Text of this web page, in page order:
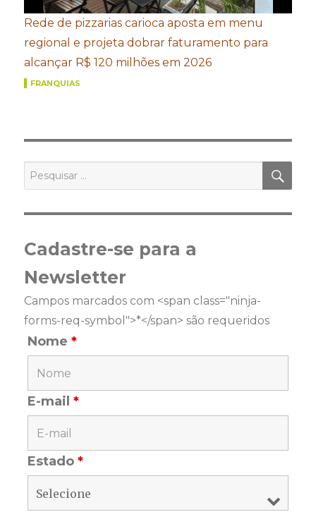
Rede de pizzarias carioca aposta em menu
regional e projeta dobrar faturamento para
alcançar R$ 120 milhões em 2026
FRANQUIAS
por:
Cadastre-se para a
Newsletter
Campos marcados com <span class="ninja-
forms-req-symbol">*</span> são requeridos
Nome*
E-mail*
Estado*